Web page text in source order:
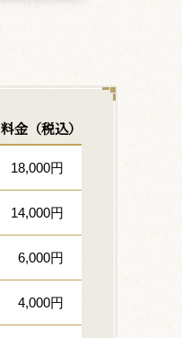
料金（税込）
18,000円
14,000円
6,000円
4,000円